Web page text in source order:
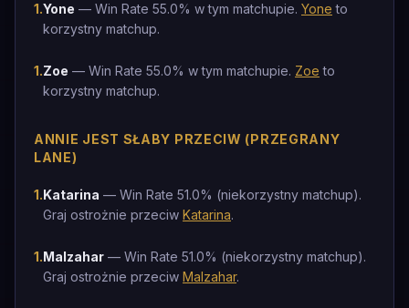
1.Yone — Win Rate 55.0% w tym matchupie. Yone to
korzystny matchup.
1.Zoe — Win Rate 55.0% w tym matchupie. Zoe to
korzystny matchup.
ANNIE JEST SŁABY PRZECIW (PRZEGRANY
LANE)
1.Katarina — Win Rate 51.0% (niekorzystny matchup).
Graj ostrożnie przeciw Katarina.
1.Malzahar — Win Rate 51.0% (niekorzystny matchup).
Graj ostrożnie przeciw Malzahar.